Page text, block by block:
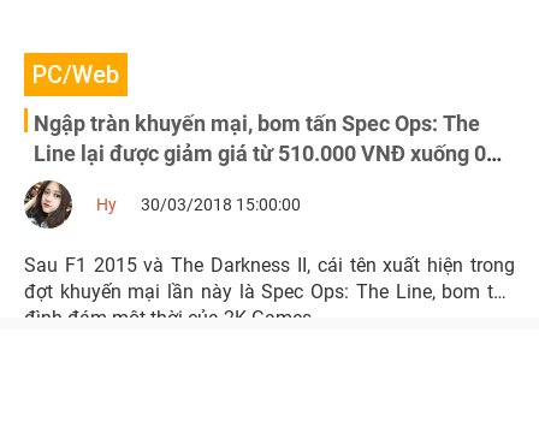
PC/Web
Ngập tràn khuyến mại, bom tấn Spec Ops: The
Line lại được giảm giá từ 510.000 VNĐ xuống 0
đồng
Hy 30/03/2018 15:00:00
Sau F1 2015 và The Darkness II, cái tên xuất hiện trong
đợt khuyến mại lần này là Spec Ops: The Line, bom tấn
đình đám một thời của 2K Games.